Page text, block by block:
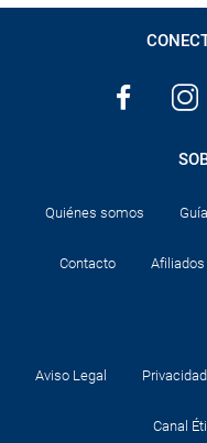
Quiénes somos
Contacto Afiliados
Aviso Legal Privacidad
Canal